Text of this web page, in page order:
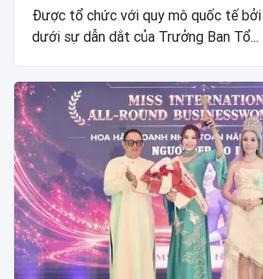
Được tổ chức với quy mô quốc tế bởi
dưới sự dẫn dắt của Trưởng Ban Tổ...